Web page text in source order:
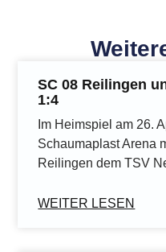
SC 08 Reilingen
1:4
Im Heimspiel am 26.
Schaumaplast Arena
Reilingen dem TSV
WEITER LESEN